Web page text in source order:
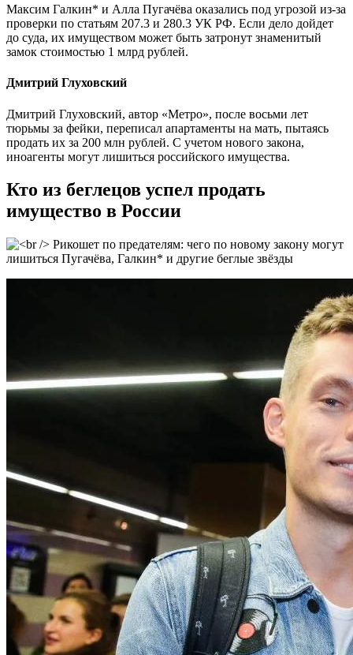
Максим Галкин* и Алла Пугачёва оказались под угрозой из-за
проверки по статьям 207.3 и 280.3 УК РФ. Если дело дойдет
до суда, их имуществом может быть затронут знаменитый
замок стоимостью 1 млрд рублей.
Дмитрий Глуховский
Дмитрий Глуховский, автор «Метро», после восьми лет
тюрьмы за фейки, переписал апартаменты на мать, пытаясь
продать их за 200 млн рублей. С учетом нового закона,
иноагенты могут лишиться российского имущества.
Кто из беглецов успел продать
имущество в России